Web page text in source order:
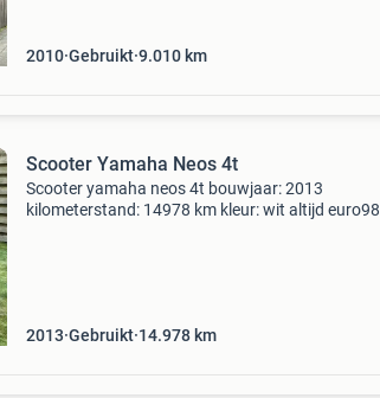
2010 Gebruikt 9.010 km
Scooter Yamaha Neos 4t
Scooter yamaha neos 4t bouwjaar: 2013
kilometerstand: 14978 km kleur: wit altijd euro98
2013 Gebruikt 14.978 km